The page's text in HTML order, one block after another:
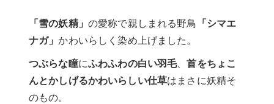
「雪の妖精」 の愛称で親しまれる野鳥 「シマエ
ナガ」かわいらしく染め上げました。
つぶらな瞳にふわふわの白い羽毛、首をちょこ
んとかしげるかわいらしい仕草はまさに妖精そ
のもの。